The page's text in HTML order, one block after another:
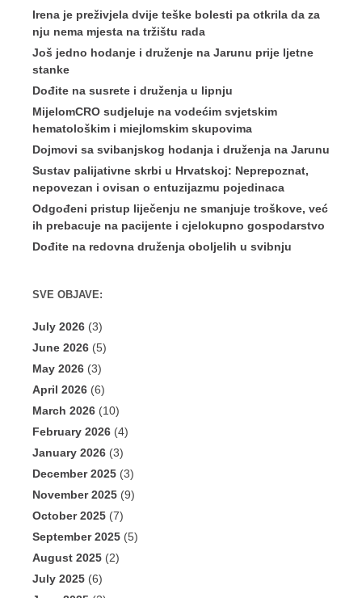
Irena je preživjela dvije teške bolesti pa otkrila da za
nju nema mjesta na tržištu rada
Još jedno hodanje i druženje na Jarunu prije ljetne
stanke
Dođite na susrete i druženja u lipnju
MijelomCRO sudjeluje na vodećim svjetskim
hematološkim i miejlomskim skupovima
Dojmovi sa svibanjskog hodanja i druženja na Jarunu
Sustav palijativne skrbi u Hrvatskoj: Neprepoznat,
nepovezan i ovisan o entuzijazmu pojedinaca
Odgođeni pristup liječenju ne smanjuje troškove, već
ih prebacuje na pacijente i cjelokupno gospodarstvo
Dođite na redovna druženja oboljelih u svibnju
SVE OBJAVE:
July 2026 (3)
June 2026 (5)
May 2026 (3)
April 2026 (6)
March 2026 (10)
February 2026 (4)
January 2026 (3)
December 2025 (3)
November 2025 (9)
October 2025 (7)
September 2025 (5)
August 2025 (2)
July 2025 (6)